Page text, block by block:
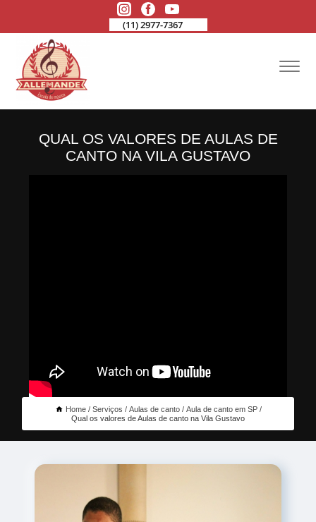
(11) 2977-7367
QUAL OS VALORES DE AULAS DE
CANTO NA VILA GUSTAVO
Home Serviços Aulas de canto
Aula de canto em SP
Qual os valores de Aulas de canto na Vila Gustavo